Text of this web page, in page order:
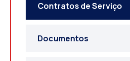
Contratos de Serviço
Documentos